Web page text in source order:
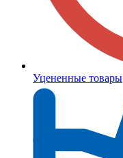
Уцененные товары